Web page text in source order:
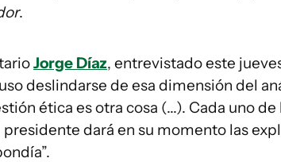
.
Jorge Díaz, entrevistado este
deslindarse de esa dimensión del
ética es otra cosa (...). Cada uno
presidente dará en su momento las